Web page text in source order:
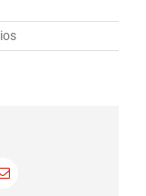
Correo